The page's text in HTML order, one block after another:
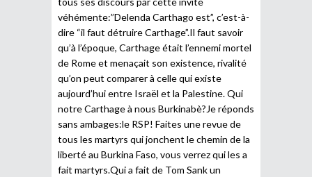
véhémente:”Delenda Carthago est”, c’est-à-
dire “il faut détruire Carthage”.Il faut savoir
qu’à l’époque, Carthage était l’ennemi mortel
de Rome et menaçait son existence, rivalité
qu’on peut comparer à celle qui existe
aujourd’hui entre Israël et la Palestine. Qui
notre Carthage à nous Burkinabè?Je réponds
sans ambages:le RSP! Faites une revue de
tous les martyrs qui jonchent le chemin de la
liberté au Burkina Faso, vous verrez qui les a
fait martyrs.Qui a fait de Tom Sank un